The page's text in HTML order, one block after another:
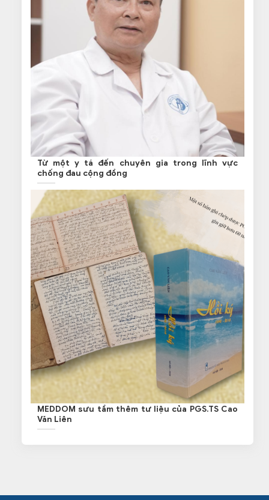
Từ một y tá đến chuyên gia trong lĩnh vực
chống đau cộng đồng
MEDDOM sưu tầm thêm tư liệu của PGS.TS Cao
Văn Liên